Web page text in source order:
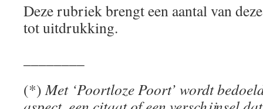
Deze rubriek brengt een aantal van
tot uitdrukking.
(*)Met ‘Poortloze Poort’ wordt